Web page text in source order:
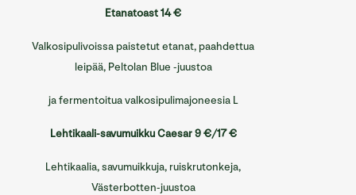
Etanatoast 14 €
Valkosipulivoissa paistetut etanat, paahdettua
leipää, Peltolan Blue -juustoa
ja fermentoitua valkosipulimajoneesia L
Lehtikaali-savumuikku Caesar 9 €/17 €
Lehtikaalia, savumuikkuja, ruiskrutonkeja,
Västerbotten-juustoa